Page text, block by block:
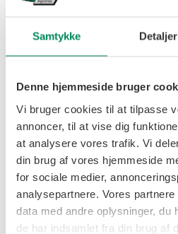
Samtykke Detaljer
Denne hjemmeside bruger
Vi bruger cookies til at tilpasse
annoncer, til at vise dig
at analysere vores trafik. Vi
din brug af vores hjemmeside
for sociale medier,
analysepartnere. Vores
data med andre oplysninger, du
de har indsamlet fra din brug af
Røreværker
RV 200
GK II Boogie
GS II Trippel
GS II Boogie
GS II Enkelt-
GFS 2
GLS II 3
GDS 5 & 6
Pichon
Brugte maskiner
Service
Reservedele
Kontakt